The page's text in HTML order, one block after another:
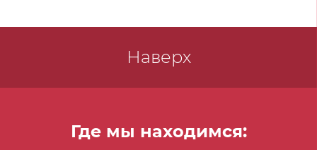
Наверх
Где мы находимся: